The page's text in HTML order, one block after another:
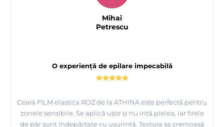
O experiență de epilare impecabilă
Ceara FILM elastica ROZ de la ATHINA este perfectă pentru
zonele sensibile. Se aplică ușor și nu irită pielea, iar firele
de păr sunt îndepărtate cu ușurință. Textura sa cremoasă
Mihai
Petrescu